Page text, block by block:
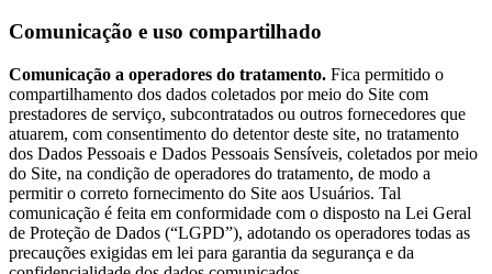
Comunicação e uso compartilhado
Comunicação a operadores do tratamento. Fica permitido o
compartilhamento dos dados coletados por meio do Site com
prestadores de serviço, subcontratados ou outros fornecedores que
atuarem, com consentimento do detentor deste site, no tratamento
dos Dados Pessoais e Dados Pessoais Sensíveis, coletados por meio
do Site, na condição de operadores do tratamento, de modo a
permitir o correto fornecimento do Site aos Usuários. Tal
comunicação é feita em conformidade com o disposto na Lei Geral
de Proteção de Dados (“LGPD”), adotando os operadores todas as
precauções exigidas em lei para garantia da segurança e da